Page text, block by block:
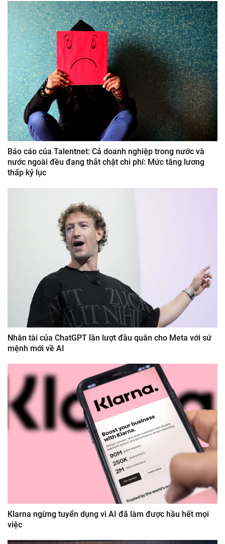
Báo cáo của Talentnet: Cả doanh nghiệp trong nước và
nước ngoài đều đang thắt chặt chi phí: Mức tăng lương
thấp kỷ lục
Nhân tài của ChatGPT lần lượt đầu quân cho Meta với sứ
mệnh mới về AI
Klarna ngừng tuyển dụng vì AI đã làm được hầu hết mọi
việc